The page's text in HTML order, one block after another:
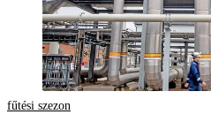
fűtési szezon